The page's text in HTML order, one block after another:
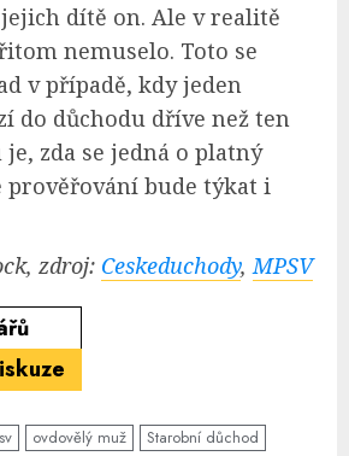
dítě on. Ale v realitě
nemuselo. Toto se
v případě, kdy jeden
do důchodu dříve než ten
zda se jedná o platný
prověřování bude týkat i
zdroj: Ceskeduchody,MPSV
ovdovělý muž
Starobní důchod